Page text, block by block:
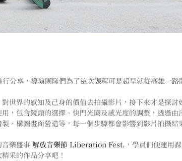
行分享，導演團隊們為了這次課程可是超早就從高雄一路
世界的感知及己身的價值去拍攝影片，接下來才是探討
，包含鏡頭的選擇、快門光圈及感光度的調整，透過由
構圖畫面營造等，每一個步驟都會影響到影片拍攝結
樂盛事 解放音樂節 Liberation Fest. ，學員們便運用
采的作品分享吧！